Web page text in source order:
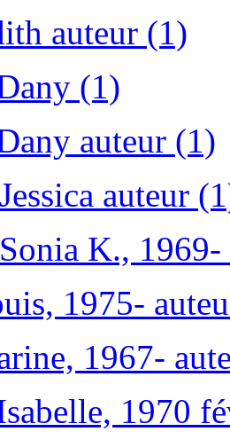
auteur (1)
(1)
auteur (1)
auteur
K., 1969-
1975-
1967-
1970